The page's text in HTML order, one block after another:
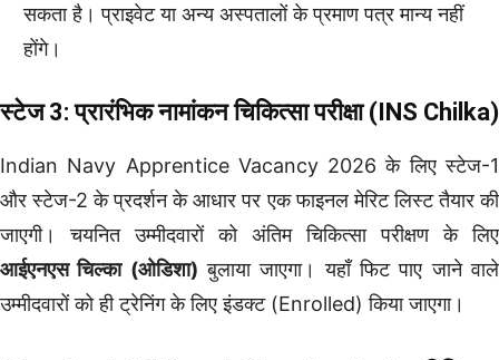
सकता है। प्राइवेट या अन्य अस्पतालों के प्रमाण पत्र मान्य नहीं
होंगे।
स्टेज 3: प्रारंभिक नामांकन चिकित्सा परीक्षा (INS Chilka)
Indian Navy Apprentice Vacancy 2026 के लिए स्टेज-1
और स्टेज-2 के प्रदर्शन के आधार पर एक फाइनल मेरिट लिस्ट तैयार की
जाएगी। चयनित उम्मीदवारों को अंतिम चिकित्सा परीक्षण के लिए
आईएनएस चिल्का (ओडिशा) बुलाया जाएगा। यहाँ फिट पाए जाने वाले
उम्मीदवारों को ही ट्रेनिंग के लिए इंडक्ट (Enrolled) किया जाएगा।